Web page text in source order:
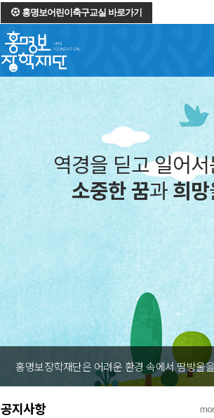
홍명보어린이축구교실 바로가기
역경을 딛고 일어
소중한 꿈과희망
홍명보장학재단은 어려운 환경 속에서 땀방울
공지사항